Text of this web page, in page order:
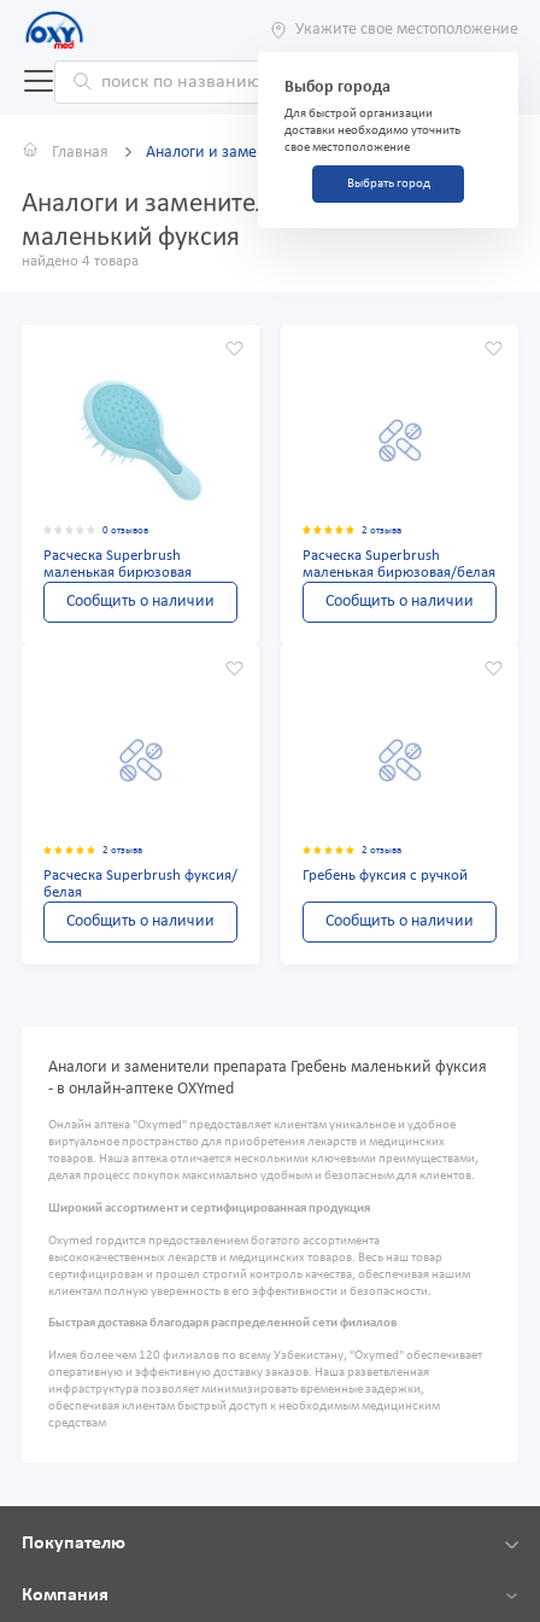
Укажите свое местоположение
Выбор города
Для быстрой организации
доставки необходимо уточнить
свое местоположение
Выбрать город
Главная Аналоги и заменители
Аналоги и заменители препарата Гребень
маленький фуксия
найдено 4 товара
0 отзывов
Расческа Superbrush
маленькая бирюзовая
Сообщить о наличии
2 отзыва
Расческа Superbrush
маленькая бирюзовая/белая
Сообщить о наличии
2 отзыва
Расческа Superbrush фуксия/
белая
Сообщить о наличии
2 отзыва
Гребень фуксия с ручкой
Сообщить о наличии
Аналоги и заменители препарата Гребень маленький фуксия
- в онлайн-аптеке OXYmed
Онлайн аптека "Oxymed" предоставляет клиентам уникальное и удобное
виртуальное пространство для приобретения лекарств и медицинских
товаров. Наша аптека отличается несколькими ключевыми преимуществами,
делая процесс покупок максимально удобным и безопасным для клиентов.
Широкий ассортимент и сертифицированная продукция
Oxymed гордится предоставлением богатого ассортимента
высококачественных лекарств и медицинских товаров. Весь наш товар
сертифицирован и прошел строгий контроль качества, обеспечивая нашим
клиентам полную уверенность в его эффективности и безопасности.
Быстрая доставка благодаря распределенной сети филиалов
Имея более чем 120 филиалов по всему Узбекистану, "Oxymed" обеспечивает
оперативную и эффективную доставку заказов. Наша разветвленная
инфраструктура позволяет минимизировать временные задержки,
обеспечивая клиентам быстрый доступ к необходимым медицинским
средствам
Покупателю
Компания